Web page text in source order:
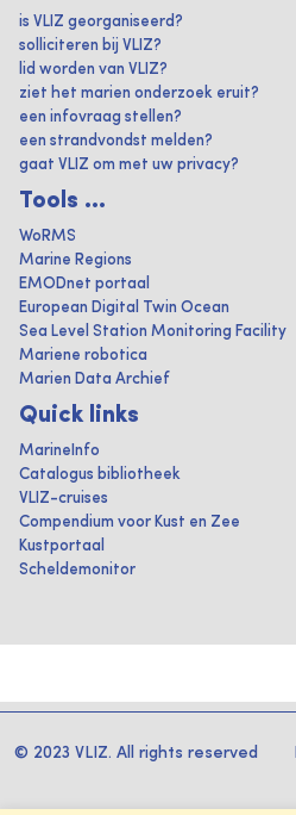
is VLIZ georganiseerd?
solliciteren bij VLIZ?
lid worden van VLIZ?
ziet het marien onderzoek eruit?
een infovraag stellen?
een strandvondst melden?
gaat VLIZ om met uw privacy?
Tools ...
WoRMS
Marine Regions
EMODnet portaal
European Digital Twin Ocean
Sea Level Station Monitoring Facility
Mariene robotica
Marien Data Archief
Quick links
MarineInfo
Catalogus bibliotheek
VLIZ-cruises
Compendium voor Kust en Zee
Kustportaal
Scheldemonitor
© 2023 VLIZ. All rights reserved